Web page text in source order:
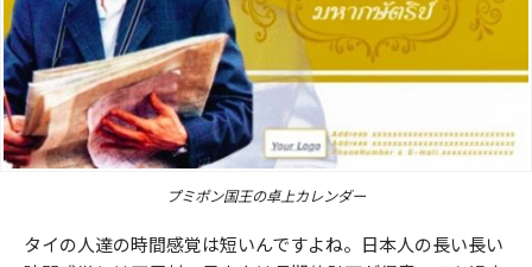
プミポン国王の卓上カレンダー
タイの人達の時間感覚は短いんですよね。日本人の長い長い